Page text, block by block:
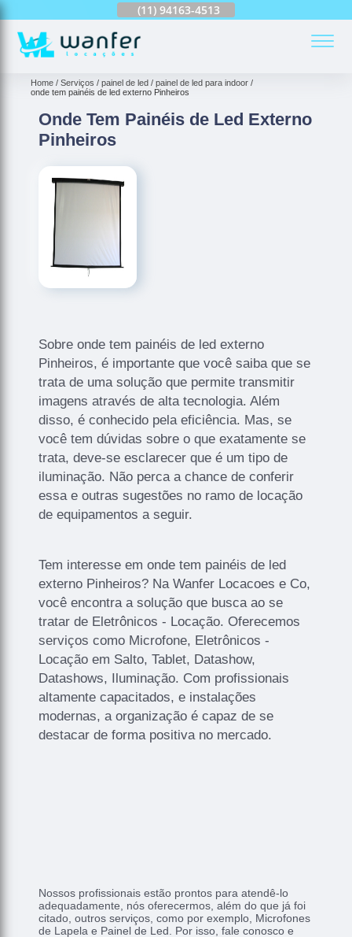
(11) 94163-4513
Home Serviços painel de led
painel de led para indoor
onde tem painéis de led externo Pinheiros
Onde Tem Painéis de Led Externo
Pinheiros
Sobre onde tem painéis de led externo
Pinheiros, é importante que você saiba que se
trata de uma solução que permite transmitir
imagens através de alta tecnologia. Além
disso, é conhecido pela eficiência. Mas, se
você tem dúvidas sobre o que exatamente se
trata, deve-se esclarecer que é um tipo de
iluminação. Não perca a chance de conferir
essa e outras sugestões no ramo de locação
de equipamentos a seguir.
Tem interesse em onde tem painéis de led
externo Pinheiros? Na Wanfer Locacoes e Co,
você encontra a solução que busca ao se
tratar de Eletrônicos - Locação. Oferecemos
serviços como Microfone, Eletrônicos -
Locação em Salto, Tablet, Datashow,
Datashows, Iluminação. Com profissionais
altamente capacitados, e instalações
modernas, a organização é capaz de se
destacar de forma positiva no mercado.
Nossos profissionais estão prontos para atendê-lo
adequadamente, nós oferecermos, além do que já foi
citado, outros serviços, como por exemplo, Microfones
de Lapela e Painel de Led. Por isso, fale conosco e